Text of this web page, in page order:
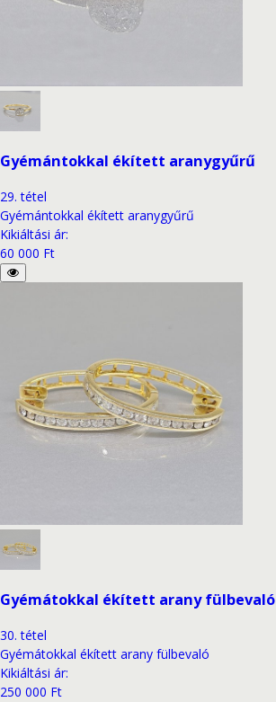
Gyémántokkal ékített aranygyűrű
29. tétel
Gyémántokkal ékített aranygyűrű
Kikiáltási ár:
60 000 Ft
Gyémátokkal ékített arany fülbevaló
30. tétel
Gyémátokkal ékített arany fülbevaló
Kikiáltási ár:
250 000 Ft